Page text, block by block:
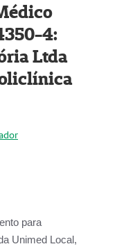
4:
Ltda
para
Unimed Local,